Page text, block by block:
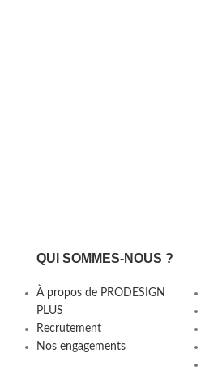
QUI SOMMES-NOUS ?
À propos de PRODESIGN
PLUS
Recrutement
Nos engagements